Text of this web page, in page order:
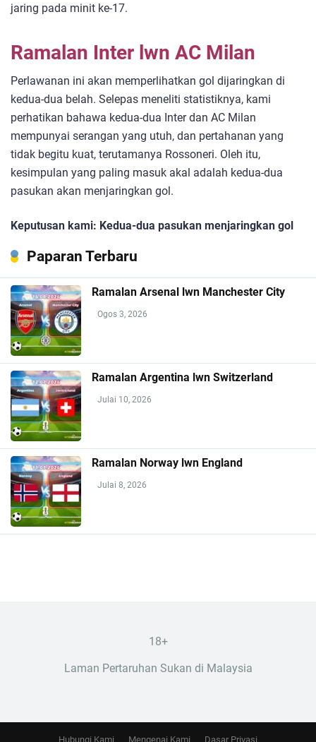
jaring pada minit ke-17.
Ramalan Inter lwn AC Milan
Perlawanan ini akan memperlihatkan gol dijaringkan di
kedua-dua belah. Selepas meneliti statistiknya, kami
perhatikan bahawa kedua-dua Inter dan AC Milan
mempunyai serangan yang utuh, dan pertahanan yang
tidak begitu kuat, terutamanya Rossoneri. Oleh itu,
kesimpulan yang paling masuk akal adalah kedua-dua
pasukan akan menjaringkan gol.
Keputusan kami: Kedua-dua pasukan menjaringkan gol
Paparan Terbaru
Ramalan Arsenal lwn Manchester City
Ogos 3, 2026
Ramalan Argentina lwn Switzerland
Julai 10, 2026
Ramalan Norway lwn England
Julai 8, 2026
Laman Pertaruhan Sukan di Malaysia
18+
Hubungi Kami Mengenai Kami Dasar Privasi